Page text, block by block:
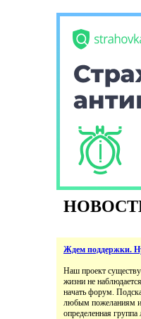
Ждем поддержки.
Наш проект
жизни не
начать форум.
любым пожеланиям и
определенная